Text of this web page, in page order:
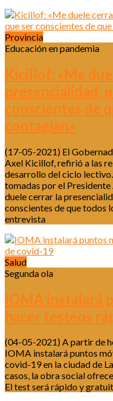
Provincia
Educación en pandemia
Kicillof: «Me
presencialidad,
conscientes de
contagian»
(17-05-2021) El
Axel Kicillof, refirió a las
desarrollo del ciclo
tomadas por el
duele cerrar la
conscientes de que todos
entrevista
Salud
Segunda ola
IOMA instalará
hacer testeos
(04-05-2021) A partir de
IOMA instalará puntos
covid-19 en la ciudad de
casos, la obra social
El test será rápido y